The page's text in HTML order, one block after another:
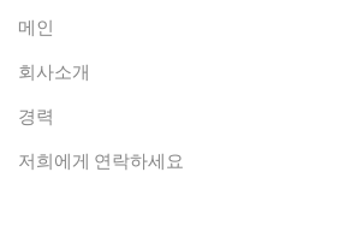
Nutifood –
Anne Hill
International
메인
회사소개
경력
저희에게 연락하세요